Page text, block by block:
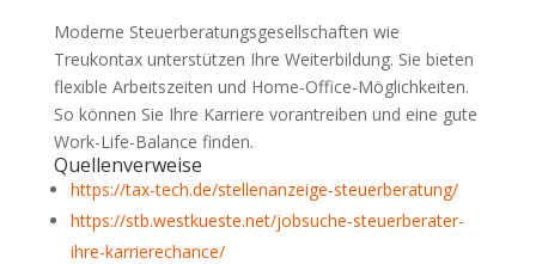
Moderne Steuerberatungsgesellschaften wie
Treukontax unterstützen Ihre Weiterbildung. Sie bieten
flexible Arbeitszeiten und Home-Office-Möglichkeiten.
So können Sie Ihre Karriere vorantreiben und eine gute
Work-Life-Balance finden.
Quellenverweise
https://tax-tech.de/stellenanzeige-steuerberatung/
https://stb.westkueste.net/jobsuche-steuerberater-
ihre-karrierechance/